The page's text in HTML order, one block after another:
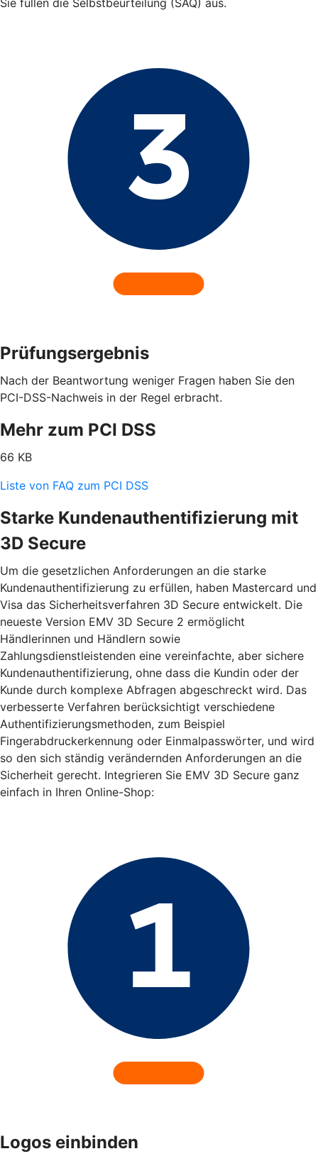
Prüfungsergebnis
Nach der Beantwortung weniger Fragen haben Sie den
PCI-DSS-Nachweis in der Regel erbracht.
Mehr zum PCI DSS
66 KB
Liste von FAQ zum PCI DSS
Starke Kundenauthentifizierung mit
3D Secure
Um die gesetzlichen Anforderungen an die starke
Kundenauthentifizierung zu erfüllen, haben Mastercard und
Visa das Sicherheitsverfahren 3D Secure entwickelt. Die
neueste Version EMV 3D Secure 2 ermöglicht
Händlerinnen und Händlern sowie
Zahlungsdienstleistenden eine vereinfachte, aber sichere
Kundenauthentifizierung, ohne dass die Kundin oder der
Kunde durch komplexe Abfragen abgeschreckt wird. Das
verbesserte Verfahren berücksichtigt verschiedene
Authentifizierungsmethoden, zum Beispiel
Fingerabdruckerkennung oder Einmalpasswörter, und wird
so den sich ständig verändernden Anforderungen an die
Sicherheit gerecht. Integrieren Sie EMV 3D Secure ganz
einfach in Ihren Online-Shop:
Logos einbinden